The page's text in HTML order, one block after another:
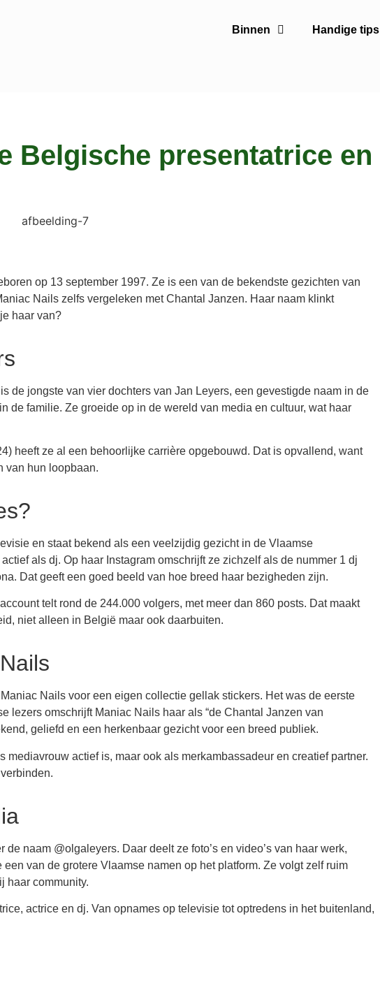
Binnen Handige tips
Belgische presentatrice en
op 13 september 1997. Ze is een van de bekendste gezichten van
Nails zelfs vergeleken met Chantal Janzen. Haar naam klinkt
haar van?
de jongste van vier dochters van Jan Leyers, een gevestigde naam in de
de familie. Ze groeide op in de wereld van media en cultuur, wat haar
heeft ze al een behoorlijke carrière opgebouwd. Dat is opvallend, want
van hun loopbaan.
en staat bekend als een veelzijdig gezicht in de Vlaamse
als dj. Op haar Instagram omschrijft ze zichzelf als de nummer 1 dj
Dat geeft een goed beeld van hoe breed haar bezigheden zijn.
telt rond de 244.000 volgers, met meer dan 860 posts. Dat maakt
niet alleen in België maar ook daarbuiten.
Nails voor een eigen collectie gellak stickers. Het was de eerste
lezers omschrijft Maniac Nails haar als “de Chantal Janzen van
geliefd en een herkenbaar gezicht voor een breed publiek.
actief is, maar ook als merkambassadeur en creatief partner.
naam @olgaleyers. Daar deelt ze foto’s en video’s van haar werk,
van de grotere Vlaamse namen op het platform. Ze volgt zelf ruim
haar community.
actrice en dj. Van opnames op televisie tot optredens in het buitenland,